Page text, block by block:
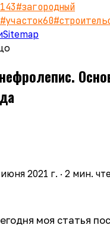
143#загородный
#участок60#
Sitemap
2021 г. · 2 мин.
моя статья